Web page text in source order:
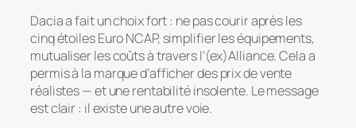
Dacia a fait un choix fort : ne pas courir après les
cinq étoiles Euro NCAP, simplifier les équipements,
mutualiser les coûts à travers l’(ex)Alliance. Cela a
permis à la marque d’afficher des prix de vente
réalistes — et une rentabilité insolente. Le message
est clair : il existe une autre voie.